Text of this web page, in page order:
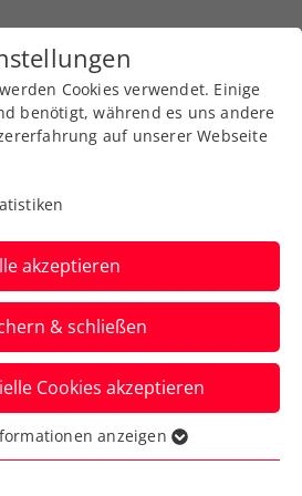
Ofner
eins trennt beim
in London nur ein
01.07.2024
Cookies verwendet. Einige
benötigt, während es uns andere
auf unserer Webseite
akzeptieren
& schließen
Cookies akzeptieren
für grundlegende
anzeigen